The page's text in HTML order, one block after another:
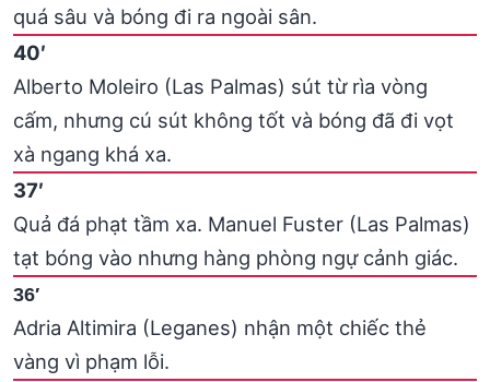
quá sâu và bóng đi ra ngoài sân.
40′
Alberto Moleiro (Las Palmas) sút từ rìa vòng
cấm, nhưng cú sút không tốt và bóng đã đi vọt
xà ngang khá xa.
37′
Quả đá phạt tầm xa. Manuel Fuster (Las Palmas)
tạt bóng vào nhưng hàng phòng ngự cảnh giác.
36′
Adria Altimira (Leganes) nhận một chiếc thẻ
vàng vì phạm lỗi.